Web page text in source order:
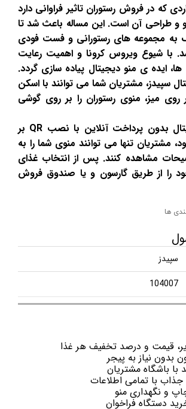
که در فروش رستوران تاثیر فراوانی دارد
و طراحی آن است. این مساله باعث شد تا
به مجموعه های رستورانی و فست فودی
با شیوع ویروس کرونا و اهمیت رعایت
ایده ی منو دیجیتال پیاده سازی گردد.
سپیدز، مشتریان شما می توانند با اسکن
میز، منوی رستوران را بر روی گوشی
در نسخه منو دیجیتال بدون پرداخت آنلاین با نصب QR بر
مشتریان تنها می توانند منوی شما را به
مشاهده کنند. پس از انتخاب غذای
را از طریق گارسون و یا صندوق فروش
ها
سپیدز
104007
قیمت و درصد تخفیف هر غذا
بدون نیاز به پیجر
با باشگاه مشتریان
با تمامی اطلاعات
و نگهداری منو
دستگاه فراخوان